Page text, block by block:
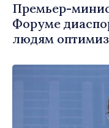
Премьер-
Форуме
людям
правильном